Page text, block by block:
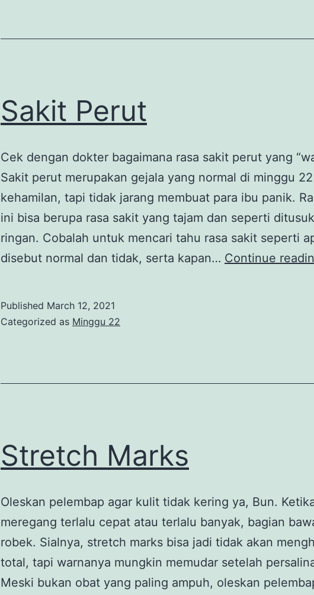
Sakit Perut
Cek dengan dokter bagaimana rasa sakit perut yang
Sakit perut merupakan gejala yang normal di minggu 22
kehamilan, tapi tidak jarang membuat para ibu panik.
ini bisa berupa rasa sakit yang tajam dan seperti
ringan. Cobalah untuk mencari tahu rasa sakit seperti
disebut normal dan tidak, serta kapan… Continue
Published March 12, 2021
Categorized as Minggu 22
Stretch Marks
Oleskan pelembap agar kulit tidak kering ya, Bun.
meregang terlalu cepat atau terlalu banyak, bagian
robek. Sialnya, stretch marks bisa jadi tidak akan
total, tapi warnanya mungkin memudar setelah
Meski bukan obat yang paling ampuh, oleskan